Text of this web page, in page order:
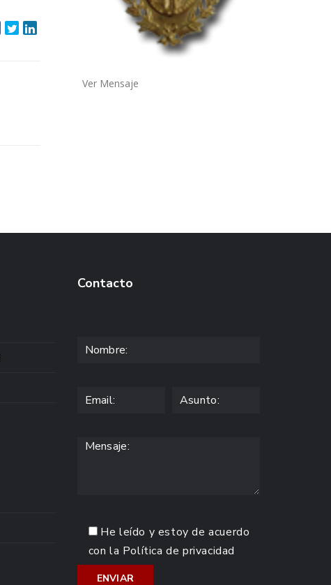
Ver Mensaje
Contacto
He leído y estoy de acuerdo
con la Política de privacidad